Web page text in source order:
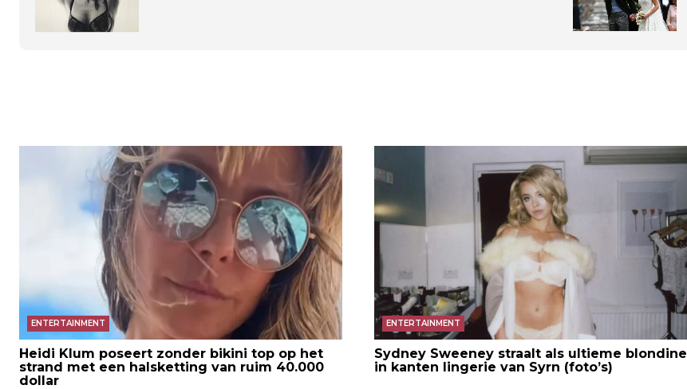
ENTERTAINMENT
Heidi Klum poseert zonder bikini top op het
strand met een halsketting van ruim 40.000
dollar
ENTERTAINMENT
Sydney Sweeney straalt als ultieme blondine
in kanten lingerie van Syrn (foto’s)